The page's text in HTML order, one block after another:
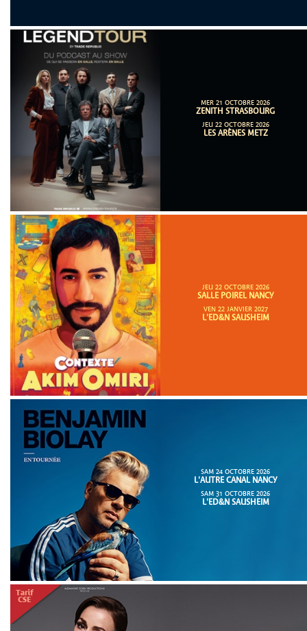
MER 21 OCTOBRE 2026
ZENITH STRASBOURG
JEU 22 OCTOBRE 2026
LES ARÈNES METZ
JEU 22 OCTOBRE 2026
SALLE POIREL NANCY
VEN 22 JANVIER 2027
L'ED&N SAUSHEIM
SAM 24 OCTOBRE 2026
L'AUTRE CANAL NANCY
SAM 31 OCTOBRE 2026
L'ED&N SAUSHEIM